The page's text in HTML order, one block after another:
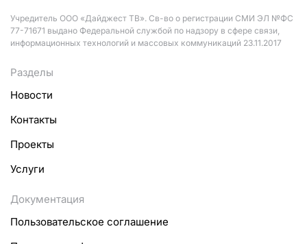
Учредитель ООО «Дайджест ТВ». Св-во о регистрации СМИ ЭЛ №ФС
77-71671 выдано Федеральной службой по надзору в сфере связи,
информационных технологий и массовых коммуникаций 23.11.2017
Разделы
Новости
Контакты
Проекты
Услуги
Документация
Пользовательское соглашение